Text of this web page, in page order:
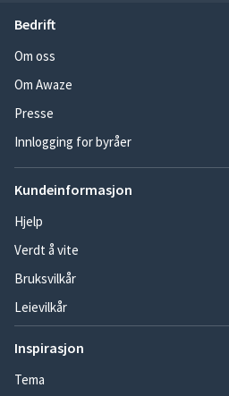
Bedrift
Om oss
Om Awaze
Presse
Innlogging for byråer
Kundeinformasjon
Hjelp
Verdt å vite
Bruksvilkår
Leievilkår
Inspirasjon
Tema